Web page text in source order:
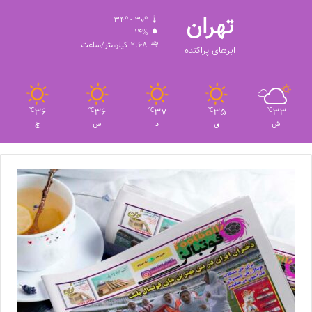
تهران
ابرهای پراکنده
34º - 30º
14%
2.68 کیلومتر/ساعت
33
℃
ش
35
℃
ی
37
℃
د
36
℃
س
36
℃
چ